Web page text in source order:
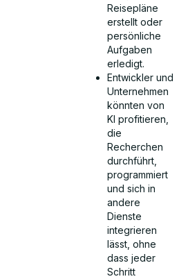
Reisepläne
erstellt oder
persönliche
Aufgaben
erledigt.
Entwickler und
Unternehmen
könnten von
KI profitieren,
die
Recherchen
durchführt,
programmiert
und sich in
andere
Dienste
integrieren
lässt, ohne
dass jeder
Schritt